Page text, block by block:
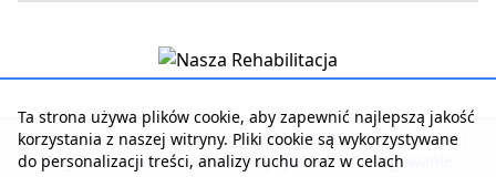
Strona główna | Kontakt z serwisem | Reklama w serwisie
Regulamin serwisu | Polityka prywatności | Logowanie
Ta strona używa plików cookie, aby zapewnić najlepszą jakość
korzystania z naszej witryny. Pliki cookie są wykorzystywane
do personalizacji treści, analizy ruchu oraz w celach